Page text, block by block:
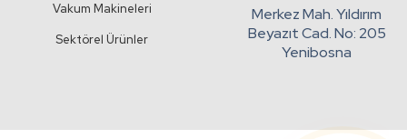
Vakum Makineleri
Sektörel Ürünler
Merkez Mah. Yıldırım
Beyazıt Cad. No: 205
Yenibosna